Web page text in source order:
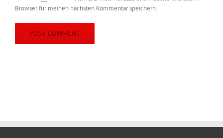
Browser für meinen nächsten Kommentar speichern.